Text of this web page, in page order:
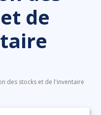
de
des stocks et de l'inventaire